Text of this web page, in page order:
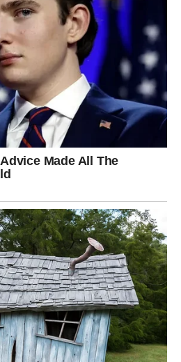
biste zadržali ljubav
sami
potrebe
i iskrenosti
perioda biće manje bolno, ali